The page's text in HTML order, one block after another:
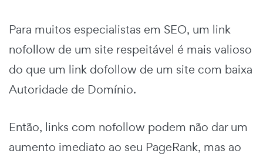
Para muitos especialistas em SEO, um link
nofollow de um site respeitável é mais valioso
do que um link dofollow de um site com baixa
Autoridade de Domínio.
Então, links com nofollow podem não dar um
aumento imediato ao seu PageRank, mas ao